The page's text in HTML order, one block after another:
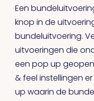
Een
knop in de
bundeluitvoering.
uitvoeringen die
een pop up
& feel instellingen
up waarin de